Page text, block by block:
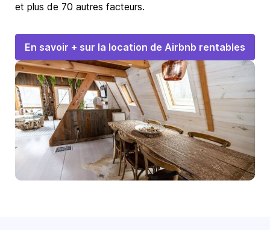
et plus de 70 autres facteurs.
En savoir + sur la location de Airbnb rentables